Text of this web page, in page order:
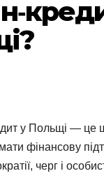
у Польщі — це
фінансову
черг і